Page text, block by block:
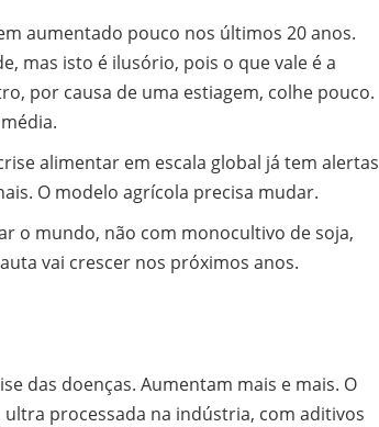
aumentado pouco nos últimos 20 anos.
mas isto é ilusório, pois o que vale é a
por causa de uma estiagem, colhe pouco.
alimentar em escala global já tem alertas
O modelo agrícola precisa mudar.
o mundo, não com monocultivo de soja,
vai crescer nos próximos anos.
das doenças. Aumentam mais e mais. O
processada na indústria, com aditivos